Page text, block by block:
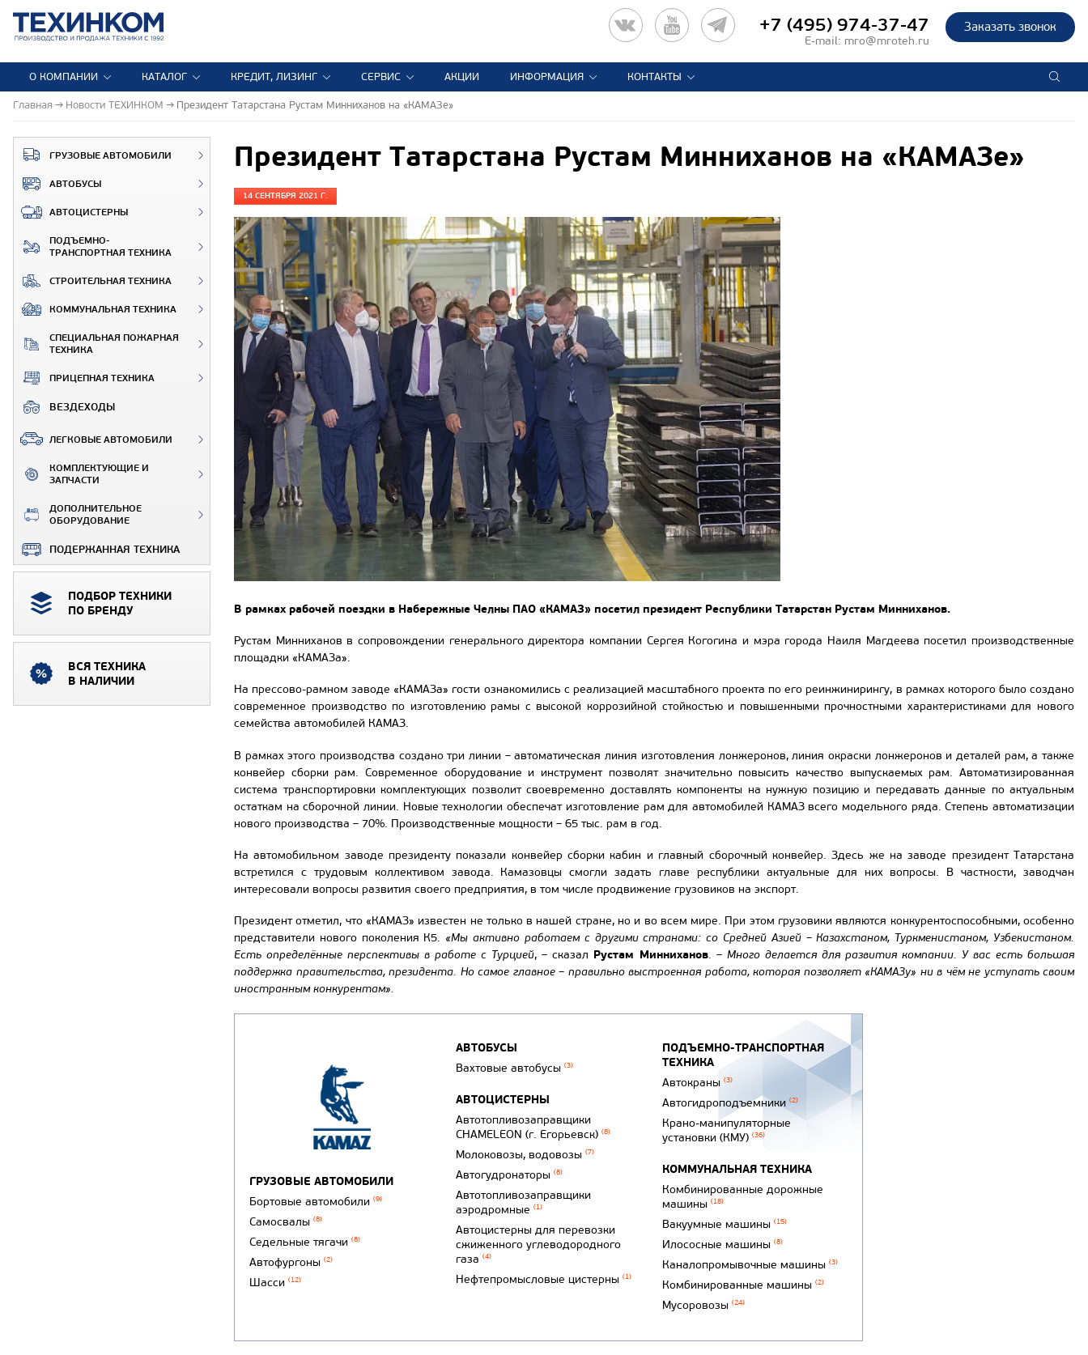
Заказать звонок
+7 (495) 974-37-47
E-mail: mro@mroteh.ru
О КОМПАНИИ КАТАЛОГ КРЕДИТ, ЛИЗИНГ СЕРВИС АКЦИИ ИНФОРМАЦИЯ КОНТАКТЫ
Главная Новости ТЕХИНКОМ Президент Татарстана Рустам Минниханов на «КАМАЗе»
ГРУЗОВЫЕ АВТОМОБИЛИ
АВТОБУСЫ
АВТОЦИСТЕРНЫ
ПОДЪЕМНО-
ТРАНСПОРТНАЯ ТЕХНИКА
СТРОИТЕЛЬНАЯ ТЕХНИКА
КОММУНАЛЬНАЯ ТЕХНИКА
СПЕЦИАЛЬНАЯ ПОЖАРНАЯ
ТЕХНИКА
ПРИЦЕПНАЯ ТЕХНИКА
ВЕЗДЕХОДЫ
ЛЕГКОВЫЕ АВТОМОБИЛИ
КОМПЛЕКТУЮЩИЕ И
ЗАПЧАСТИ
ДОПОЛНИТЕЛЬНОЕ
ОБОРУДОВАНИЕ
ПОДЕРЖАННАЯ ТЕХНИКА
ПОДБОР ТЕХНИКИ
ПО БРЕНДУ
ВСЯ ТЕХНИКА
В НАЛИЧИИ
Президент Татарстана Рустам Минниханов на «КАМАЗе»
14 СЕНТЯБРЯ 2021 Г.
В рамках рабочей поездки в Набережные Челны ПАО «КАМАЗ» посетил президент Республики Татарстан Рустам Минниханов.
Рустам Минниханов в сопровождении генерального директора компании Сергея Когогина и мэра города Наиля Магдеева посетил производственные
площадки «КАМАЗа».
На прессово-рамном заводе «КАМАЗа» гости ознакомились с реализацией масштабного проекта по его реинжинирингу, в рамках которого было создано
современное производство по изготовлению рамы с высокой коррозийной стойкостью и повышенными прочностными характеристиками для нового
семейства автомобилей КАМАЗ.
В рамках этого производства создано три линии – автоматическая линия изготовления лонжеронов, линия окраски лонжеронов и деталей рам, а также
конвейер сборки рам. Современное оборудование и инструмент позволят значительно повысить качество выпускаемых рам. Автоматизированная
система транспортировки комплектующих позволит своевременно доставлять компоненты на нужную позицию и передавать данные по актуальным
остаткам на сборочной линии. Новые технологии обеспечат изготовление рам для автомобилей КАМАЗ всего модельного ряда. Степень автоматизации
нового производства – 70%. Производственные мощности – 65 тыс. рам в год.
На автомобильном заводе президенту показали конвейер сборки кабин и главный сборочный конвейер. Здесь же на заводе президент Татарстана
встретился с трудовым коллективом завода. Камазовцы смогли задать главе республики актуальные для них вопросы. В частности, заводчан
интересовали вопросы развития своего предприятия, в том числе продвижение грузовиков на экспорт.
Президент отметил, что «КАМАЗ» известен не только в нашей стране, но и во всем мире. При этом грузовики являются конкурентоспособными, особенно
представители нового поколения К5. «Мы активно работаем с другими странами: со Средней Азией – Казахстаном, Туркменистаном, Узбекистаном.
Есть определённые перспективы в работе с Турцией, – сказал Рустам Минниханов. – Много делается для развития компании. У вас есть большая
поддержка правительства, президента. Но самое главное – правильно выстроенная работа, которая позволяет «КАМАЗу» ни в чём не уступать своим
иностранным конкурентам».
ГРУЗОВЫЕ АВТОМОБИЛИ
Бортовые автомобили (9)
Самосвалы (8)
Седельные тягачи (8)
Автофургоны (2)
Шасси (12)
АВТОБУСЫ
Вахтовые автобусы (3)
АВТОЦИСТЕРНЫ
Автотопливозаправщики
CHAMELEON (г. Егорьевск) (8)
Молоковозы, водовозы (7)
Автогудронаторы (8)
Автотопливозаправщики
аэродромные (1)
Автоцистерны для перевозки
сжиженного углеводородного
газа (4)
Нефтепромысловые цистерны (1)
ПОДЪЕМНО-ТРАНСПОРТНАЯ
ТЕХНИКА
Автокраны (3)
Автогидроподъемники (2)
Крано-манипуляторные
установки (КМУ) (36)
КОММУНАЛЬНАЯ ТЕХНИКА
Комбинированные дорожные
машины (18)
Вакуумные машины (15)
Илососные машины (8)
Каналопромывочные машины (3)
Комбинированные машины (2)
Мусоровозы (24)